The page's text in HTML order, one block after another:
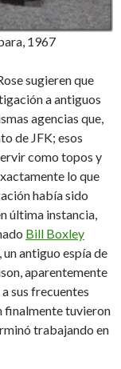
1967
sugieren que
a antiguos
agencias que,
de JFK; esos
como topos y
lo que
había sido
última instancia,
Bill Boxley
un antiguo espía de
aparentemente
sus frecuentes
finalmente tuvieron
trabajando en